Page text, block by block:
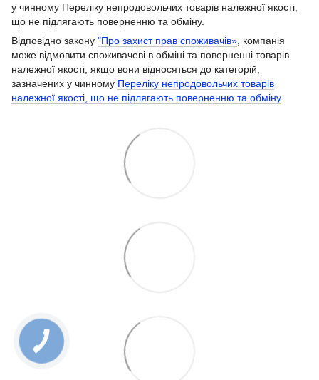
у чинному Переліку непродовольчих товарів належної якості,
що не підлягають поверненню та обміну.
Відповідно закону "Про захист прав споживачів», компанія
може відмовити споживачеві в обміні та поверненні товарів
належної якості, якщо вони відносяться до категорій,
зазначених у чинному Переліку непродовольчих товарів
належної якості, що не підлягають поверненню та обміну.